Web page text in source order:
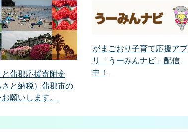
と蒲郡応援寄附金
さと納税）蒲郡市の
願いします。
がまごおり子育て応援アプ
リ「うーみんナビ」配信
中！